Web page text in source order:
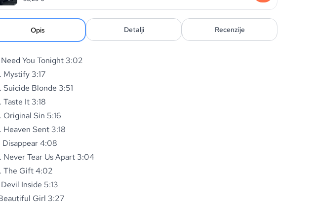
Opis Detalji Recenzije
Need You Tonight 3:02
Mystify 3:17
Suicide Blonde 3:51
Taste It 3:18
Original Sin 5:16
Heaven Sent 3:18
Disappear 4:08
Never Tear Us Apart 3:04
The Gift 4:02
Inside 5:13
Beautiful Girl 3:27